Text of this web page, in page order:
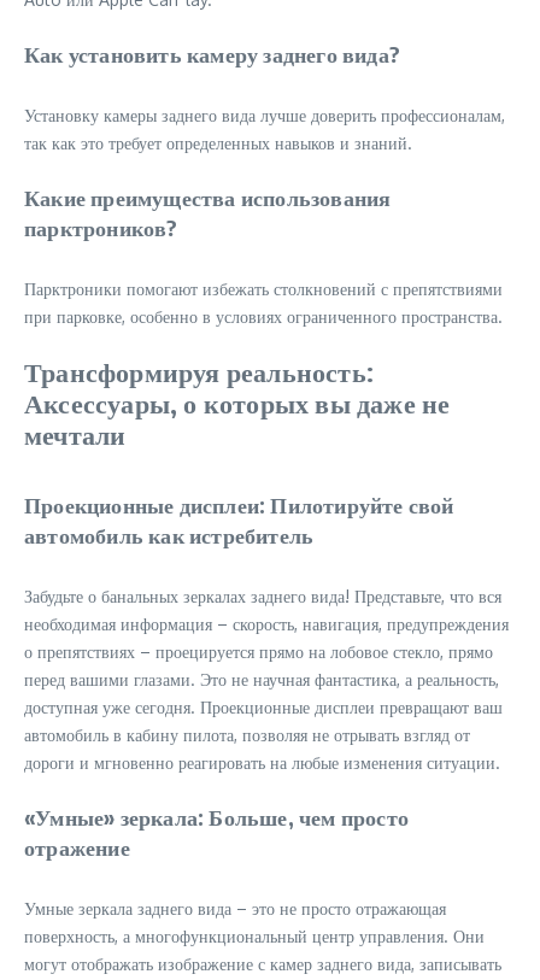
Как установить камеру заднего вида?
Установку камеры заднего вида лучше доверить профессионалам,
так как это требует определенных навыков и знаний.
Какие преимущества использования
парктроников?
Парктроники помогают избежать столкновений с препятствиями
при парковке, особенно в условиях ограниченного пространства.
Трансформируя реальность:
Аксессуары, о которых вы даже не
мечтали
Проекционные дисплеи: Пилотируйте свой
автомобиль как истребитель
Забудьте о банальных зеркалах заднего вида! Представьте, что вся
необходимая информация – скорость, навигация, предупреждения
о препятствиях – проецируется прямо на лобовое стекло, прямо
перед вашими глазами. Это не научная фантастика, а реальность,
доступная уже сегодня. Проекционные дисплеи превращают ваш
автомобиль в кабину пилота, позволяя не отрывать взгляд от
дороги и мгновенно реагировать на любые изменения ситуации.
«Умные» зеркала: Больше, чем просто
отражение
Умные зеркала заднего вида – это не просто отражающая
поверхность, а многофункциональный центр управления. Они
могут отображать изображение с камер заднего вида, записывать